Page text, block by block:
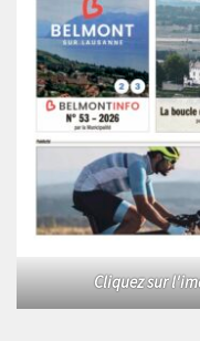
Cliquez sur